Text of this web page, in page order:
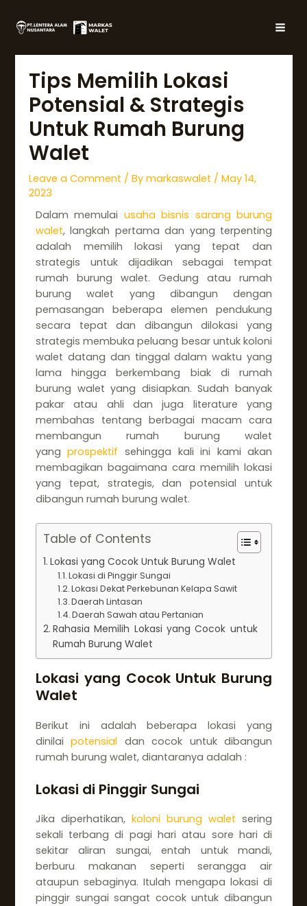
content
Tips Memilih Lokasi
Potensial & Strategis
Untuk Rumah Burung
Walet
Leave a Comment / By markaswalet / May 14,
2023
Dalam memulai usaha bisnis sarang burung
walet, langkah pertama dan yang terpenting
adalah memilih lokasi yang tepat dan
strategis untuk dijadikan sebagai tempat
rumah burung walet. Gedung atau rumah
burung walet yang dibangun dengan
pemasangan beberapa elemen pendukung
secara tepat dan dibangun dilokasi yang
strategis membuka peluang besar untuk koloni
walet datang dan tinggal dalam waktu yang
lama hingga berkembang biak di rumah
burung walet yang disiapkan. Sudah banyak
pakar atau ahli dan juga literature yang
membahas tentang berbagai macam cara
membangun rumah burung walet
yangprospektif sehingga kali ini kami akan
membagikan bagaimana cara memilih lokasi
yang tepat, strategis, dan potensial untuk
dibangun rumah burung walet.
Table of Contents
Lokasi yang Cocok Untuk Burung Walet
Lokasi di Pinggir Sungai
Lokasi Dekat Perkebunan Kelapa Sawit
Daerah Lintasan
Daerah Sawah atau Pertanian
Rahasia Memilih Lokasi yang Cocok untuk
Rumah Burung Walet
Lokasi yang Cocok Untuk Burung
Walet
Berikut ini adalah beberapa lokasi yang
dinilaipotensial dan cocok untuk dibangun
rumah burung walet, diantaranya adalah :
Lokasi di Pinggir Sungai
Jika diperhatikan, koloni burung walet sering
sekali terbang di pagi hari atau sore hari di
sekitar aliran sungai, entah untuk mandi,
berburu makanan seperti serangga air
ataupun sebaginya. Itulah mengapa lokasi di
pinggir sungai sangat cocok untuk dibangun
navigation